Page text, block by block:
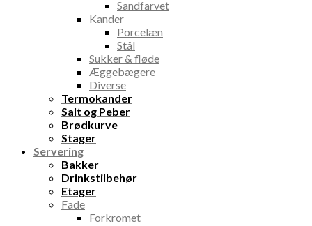
Sandfarvet
Kander
Porcelæn
Stål
Sukker & fløde
Æggebægere
Diverse
Termokander
Salt og Peber
Brødkurve
Stager
Servering
Bakker
Drinkstilbehør
Etager
Fade
Forkromet